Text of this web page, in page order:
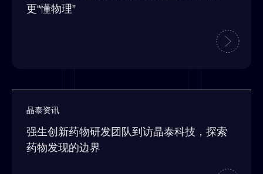
更“懂物理”
晶泰资讯
强生创新药物研发团队到访晶泰科技，探索
药物发现的边界